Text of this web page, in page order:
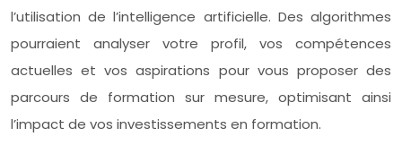
l’utilisation de l’intelligence artificielle. Des algorithmes
pourraient analyser votre profil, vos compétences
actuelles et vos aspirations pour vous proposer des
parcours de formation sur mesure, optimisant ainsi
l’impact de vos investissements en formation.